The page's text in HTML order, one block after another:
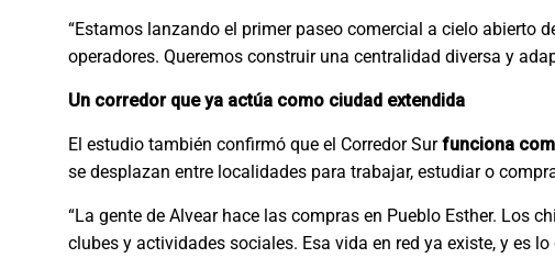
“Estamos lanzando el primer paseo comercial a cielo abierto
operadores. Queremos construir una centralidad diversa y
Un corredor que ya actúa como ciudad extendida
El estudio también confirmó que el Corredor Surfunciona
se desplazan entre localidades para trabajar, estudiar o
“La gente de Alvear hace las compras en Pueblo Esther. Los
clubes y actividades sociales. Esa vida en red ya existe, y es